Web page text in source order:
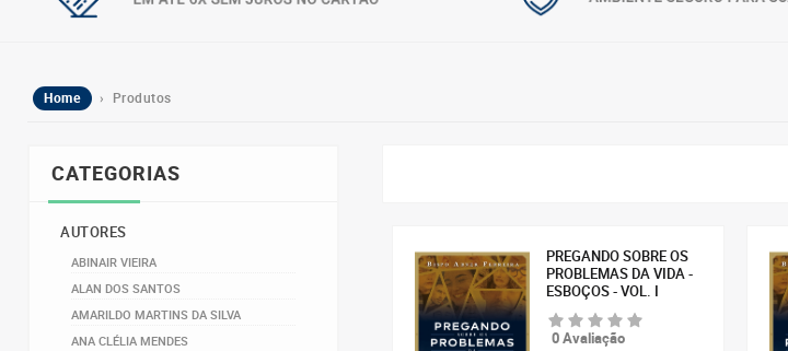
Home › Produtos
CATEGORIAS
AUTORES
ABINAIR VIEIRA
ALAN DOS SANTOS
AMARILDO MARTINS DA SILVA
ANA CLÉLIA MENDES
PREGANDO SOBRE OS
PROBLEMAS DA VIDA -
ESBOÇOS - VOL. I
0 Avaliação